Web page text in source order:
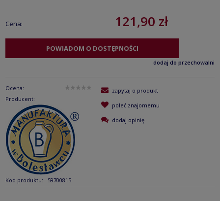
Cena: 121,90 zł
POWIADOM O DOSTĘPNOŚCI
dodaj do przechowalni
Ocena:
Producent:
Kod produktu: 59700815
zapytaj o produkt
poleć znajomemu
dodaj opinię